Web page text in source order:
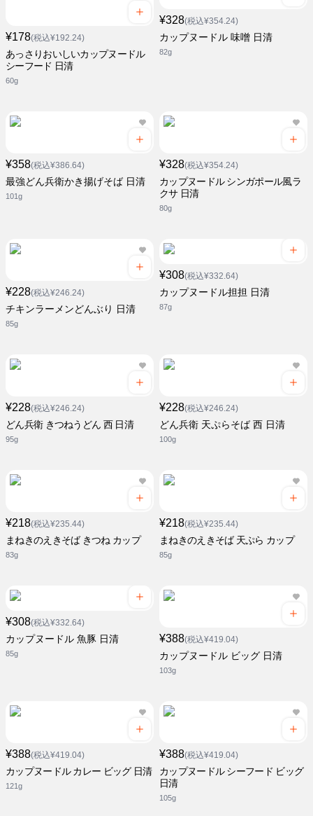
¥178(税込¥192.24)
あっさりおいしいカップヌードル
シーフード 日清
60g
¥328(税込¥354.24)
カップヌードル 味噌 日清
82g
¥358(税込¥386.64)
最強どん兵衛かき揚げそば 日清
101g
¥328(税込¥354.24)
カップヌードル シンガポール風ラ
クサ 日清
80g
¥228(税込¥246.24)
チキンラーメンどんぶり 日清
85g
¥308(税込¥332.64)
カップヌードル担担 日清
87g
¥228(税込¥246.24)
どん兵衛 きつねうどん 西 日清
95g
¥228(税込¥246.24)
どん兵衛 天ぷらそば 西 日清
100g
¥218(税込¥235.44)
まねきのえきそば きつね カップ
83g
¥218(税込¥235.44)
まねきのえきそば 天ぷら カップ
85g
¥308(税込¥332.64)
カップヌードル 魚豚 日清
85g
¥388(税込¥419.04)
カップヌードル ビッグ 日清
103g
¥388(税込¥419.04)
カップヌードル カレー ビッグ 日清
121g
¥388(税込¥419.04)
カップヌードル シーフード ビッグ
日清
105g